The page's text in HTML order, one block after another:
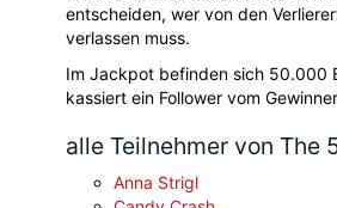
entscheiden, wer von den
verlassen muss.
Im Jackpot befinden sich 50.000
kassiert ein Follower vom
alle Teilnehmer von The
Anna Strigl